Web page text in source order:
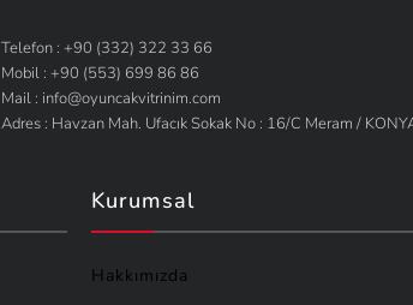
Telefon : +90 (332) 322 33 66
Mobil : +90 (553) 699 86 86
Mail : info@oyuncakvitrinim.com
Adres : Havzan Mah. Ufacık Sokak No : 16/C Meram /
Kurumsal
Hakkımızda